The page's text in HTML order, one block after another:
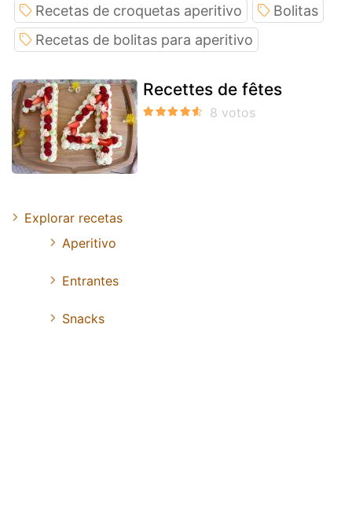
Recetas de croquetas aperitivo
Bolitas
Recetas de bolitas para aperitivo
Recettes de fêtes
Explorar recetas
Aperitivo
Entrantes
Snacks